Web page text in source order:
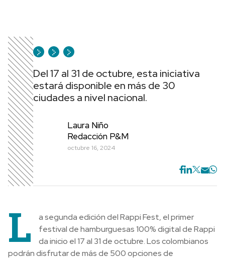
Del 17 al 31 de octubre, esta iniciativa
estará disponible en más de 30
ciudades a nivel nacional.
Laura Niño
Redacción P&M
octubre 16, 2024
L
a segunda edición del Rappi Fest, el primer
festival de hamburguesas 100% digital de Rappi
da inicio el 17 al 31 de octubre. Los colombianos
podrán disfrutar de más de 500 opciones de